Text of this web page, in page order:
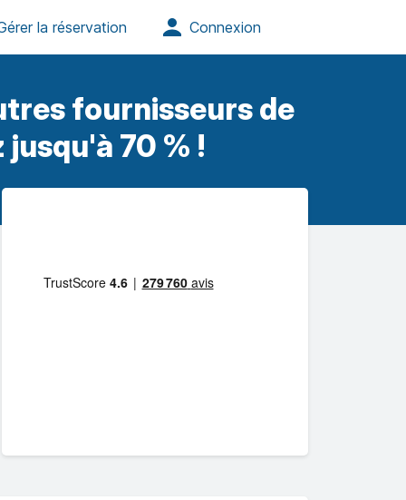
fournisseurs de
70 % !